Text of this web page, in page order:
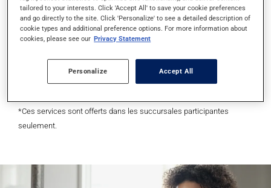
saisonnières sont offerts en pharmacie :
Conseils sur les médicaments en vente libre
Prescription de médicaments contre les
allergies nasales
*Ces services sont offerts dans les succursales participantes
seulement.
tailored to your interests. Click 'Accept All' to save your cookie preferences
and go directly to the site. Click 'Personalize' to see a detailed description of
cookie types and additional preference options. For more information about
cookies, please see our Privacy Statement
Personalize Accept All